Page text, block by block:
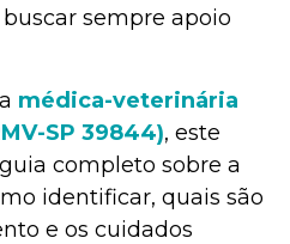
sempre apoio
médica-veterinária
SP 39844), este
completo sobre a
identificar, quais são
e os cuidados